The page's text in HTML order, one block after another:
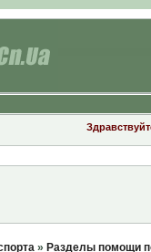
» Разделы помощи